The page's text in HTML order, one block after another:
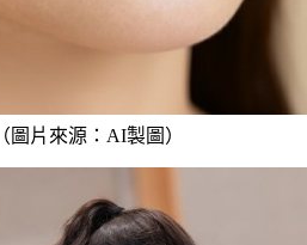
片來源：AI製圖）